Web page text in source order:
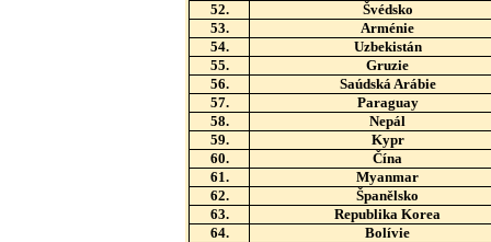
52.
Švédsko
53.
Arménie
54.
Uzbekistán
55.
Gruzie
56.
Saúdská Arábie
57.
Paraguay
58.
Nepál
59.
Kypr
60.
Čína
61.
Myanmar
62.
Španělsko
63.
Republika Korea
64.
Bolívie